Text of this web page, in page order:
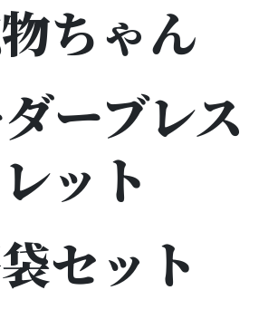
ちゃん
ーブレス
レット
セット